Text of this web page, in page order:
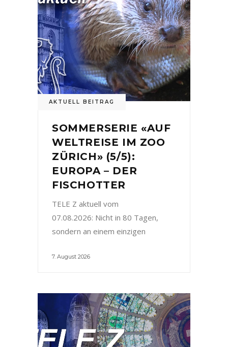
AKTUELL BEITRAG
SOMMERSERIE «AUF
WELTREISE IM ZOO
ZÜRICH» (5/5):
EUROPA – DER
FISCHOTTER
TELE Z aktuell vom
07.08.2026: Nicht in 80 Tagen,
sondern an einem einzigen
7. August 2026